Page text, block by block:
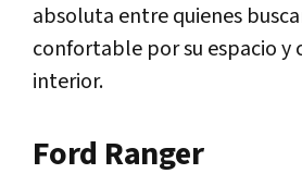
absoluta entre quienes
confortable por su espacio y
interior.
Ford Ranger